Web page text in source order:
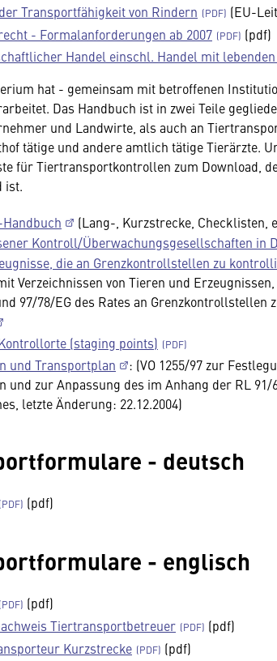
Transportfähigkeit von Rindern
(EU-
- Formalanforderungen ab 2007
(pdf)
Handel einschl. Handel mit lebenden
hat - gemeinsam mit betroffenen
Das Handbuch ist in zwei Teile
und Landwirte, als auch an
tätige und andere amtlich tätige Tierärzte.
für Tiertransportkontrollen zum Download,
ist.
(Lang-, Kurzstrecke, Checklisten,
Kontroll/Überwachungsgesellschaften in
die an Grenzkontrollstellen zu
Verzeichnissen von Tieren und
97/78/EG des Rates an
(staging points)
und Transportplan
: (VO 1255/97 zur
und zur Anpassung des im Anhang der RL 91/
letzte Änderung: 22.12.2004)
- deutsch
(pdf)
- englisch
(pdf)
Tiertransportbetreuer
(pdf)
Kurzstrecke
(pdf)